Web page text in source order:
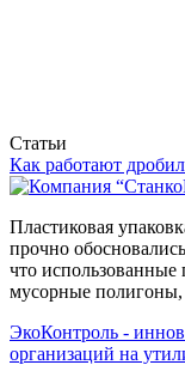
Статьи
Как работают
Пластиковая
прочно
что использованные
мусорные
ЭкоКонтроль -
организаций на